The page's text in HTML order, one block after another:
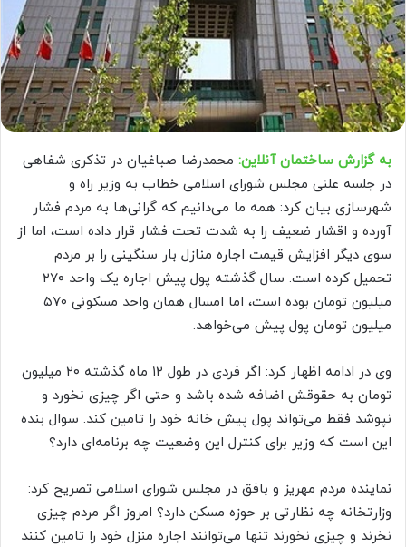
به گزارش ساختمان آنلاین: محمدرضا صباغیان در تذکری شفاهی
در جلسه علنی مجلس شورای اسلامی خطاب به وزیر راه و
شهرسازی بیان کرد: همه ما می‌دانیم که گرانی‌ها به مردم فشار
آورده و اقشار ضعیف را به شدت تحت فشار قرار داده است، اما از
سوی دیگر افزایش قیمت اجاره منازل بار سنگینی را بر مردم
تحمیل کرده است. سال گذشته پول پیش اجاره یک واحد ۲۷۰
میلیون تومان بوده است، اما امسال همان واحد مسکونی ۵۷۰
میلیون تومان پول پیش می‌خواهد.
وی در ادامه اظهار کرد: اگر فردی در طول ۱۲ ماه گذشته ۲۰ میلیون
تومان به حقوقش اضافه شده باشد و حتی اگر چیزی نخورد و
نپوشد فقط می‌تواند پول پیش خانه خود را تامین کند. سوال بنده
این است که وزیر برای کنترل این وضعیت چه برنامه‌ای دارد؟
نماینده مردم مهریز و بافق در مجلس شورای اسلامی تصریح کرد:
وزارتخانه چه نظارتی بر حوزه مسکن دارد؟ امروز اگر مردم چیزی
نخرند و چیزی نخورند تنها می‌توانند اجاره منزل خود را تامین کنند